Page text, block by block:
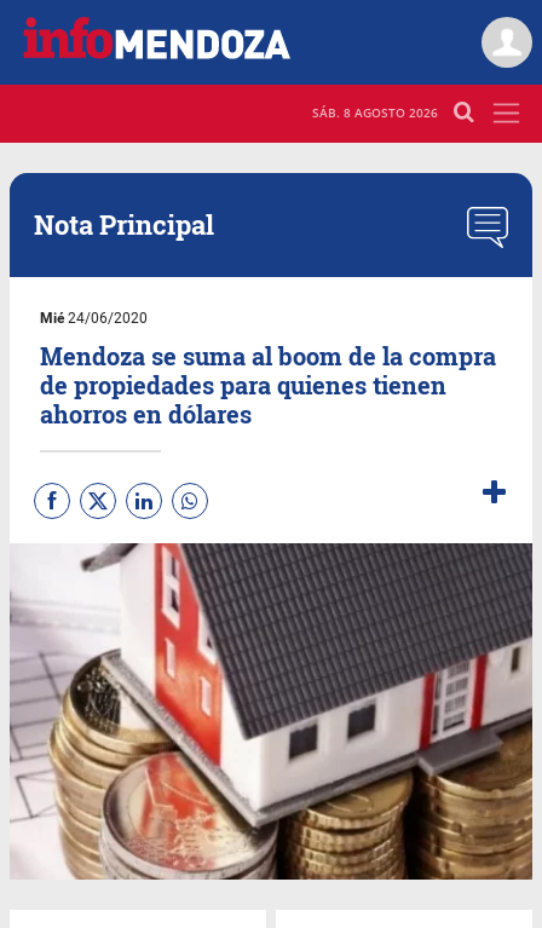
SÁB. 8 AGOSTO 2026
Nota Principal
Mié24/06/2020
Mendoza se suma al boom de la compra
de propiedades para quienes tienen
ahorros en dólares